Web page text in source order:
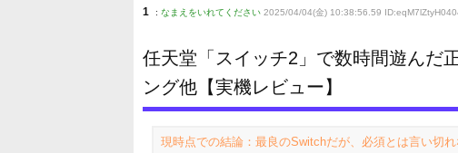
1 : なまえをいれてください 2025/04/04(金) 10:38:56.59
任天堂「スイッチ2」で数時間遊んだ
ング他【実機レビュー】
現時点での結論：最良のSwitchだが、必須とは言い切